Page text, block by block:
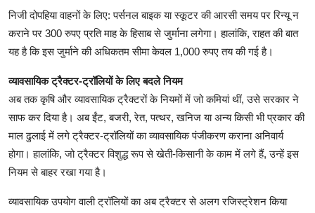
निजी दोपहिया वाहनों के लिए: पर्सनल बाइक या स्कूटर की आरसी समय पर रिन्यू न
कराने पर 300 रुपए प्रति माह के हिसाब से जुर्माना लगेगा। हालांकि, राहत की बात
यह है कि इस जुर्माने की अधिकतम सीमा केवल 1,000 रुपए तय की गई है।
व्यावसायिक ट्रैक्टर-ट्रॉलियों के लिए बदले नियम
अब तक कृषि और व्यावसायिक ट्रैक्टरों के नियमों में जो कमियां थीं, उसे सरकार ने
साफ कर दिया है। अब ईंट, बजरी, रेत, पत्थर, खनिज या अन्य किसी भी प्रकार की
माल ढुलाई में लगे ट्रैक्टर-ट्रॉलियों का व्यावसायिक पंजीकरण कराना अनिवार्य
होगा। हालांकि, जो ट्रैक्टर विशुद्ध रूप से खेती-किसानी के काम में लगे हैं, उन्हें इस
नियम से बाहर रखा गया है।
व्यावसायिक उपयोग वाली ट्रॉलियों का अब ट्रैक्टर से अलग रजिस्ट्रेशन किया